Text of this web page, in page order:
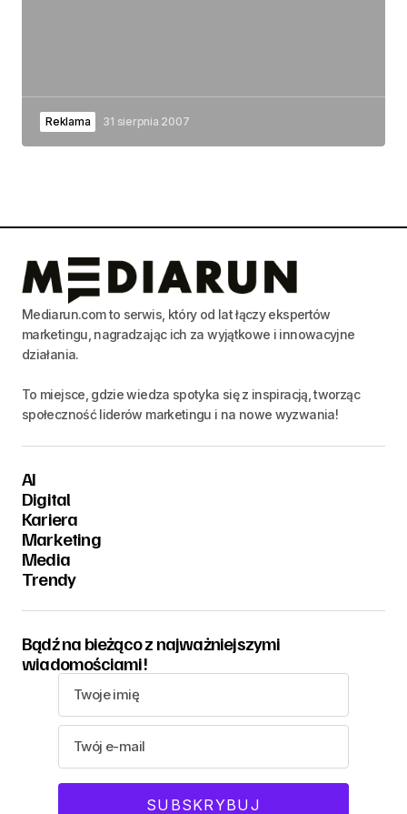
Reklama 31 sierpnia 2007
Mediarun.com to serwis, który od lat łączy ekspertów
marketingu, nagradzając ich za wyjątkowe i innowacyjne
działania.
To miejsce, gdzie wiedza spotyka się z inspiracją, tworząc
społeczność liderów marketingu i na nowe wyzwania!
AI
Digital
Kariera
Marketing
Media
Trendy
Bądź na bieżąco z najważniejszymi
wiadomościami!